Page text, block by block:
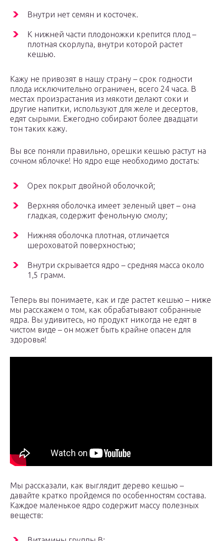
Внутри нет семян и косточек.
К нижней части плодоножки крепится плод –
плотная скорлупа, внутри которой растет
кешью.
Кажу не привозят в нашу страну – срок годности
плода исключительно ограничен, всего 24 часа. В
местах произрастания из мякоти делают соки и
другие напитки, используют для желе и десертов,
едят сырыми. Ежегодно собирают более двадцати
тон таких кажу.
Вы все поняли правильно, орешки кешью растут на
сочном яблочке! Но ядро еще необходимо достать:
Орех покрыт двойной оболочкой;
Верхняя оболочка имеет зеленый цвет – она
гладкая, содержит фенольную смолу;
Нижняя оболочка плотная, отличается
шероховатой поверхностью;
Внутри скрывается ядро – средняя масса около
1,5 грамм.
Теперь вы понимаете, как и где растет кешью – ниже
мы расскажем о том, как обрабатывают собранные
ядра. Вы удивитесь, но продукт никогда не едят в
чистом виде – он может быть крайне опасен для
здоровья!
Мы рассказали, как выглядит дерево кешью –
давайте кратко пройдемся по особенностям состава.
Каждое маленькое ядро содержит массу полезных
веществ: